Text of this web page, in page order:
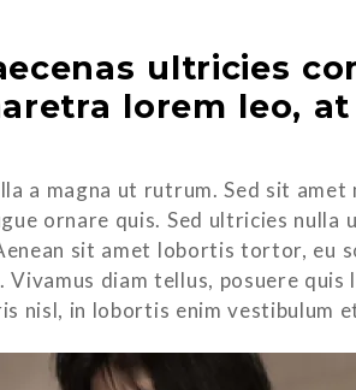
ultricies
lorem leo,
a magna ut rutrum. Sed sit
ornare quis. Sed ultricies
sit amet lobortis tortor, eu
Vivamus diam tellus, posuere
nisl, in lobortis enim vestibulum